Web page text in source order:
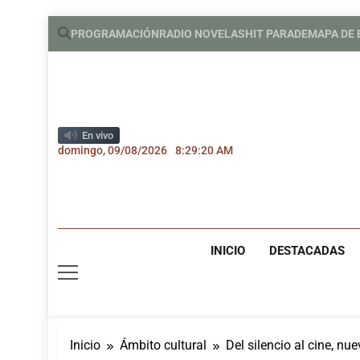
Saltar
PROGRAMACIÓNRADIO NOVELASHIT PARADEMAPA DE
En vivo
domingo, 09/08/2026 8:29:20 AM
INICIO DESTACADAS
Inicio Ámbito cultural Del silencio al cine,